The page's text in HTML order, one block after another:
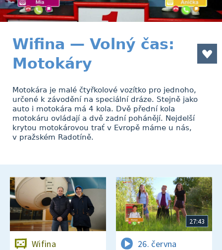
Wifina — Volný čas:
Motokáry
Motokára je malé čtyřkolové vozítko pro jednoho,
určené k závodění na speciální dráze. Stejně jako
auto i motokára má 4 kola. Dvě přední kola
motokáru ovládají a dvě zadní pohánějí. Nejdelší
krytou motokárovou trať v Evropě máme u nás,
v pražském Radotíně.
Wifina
27:43
26. června